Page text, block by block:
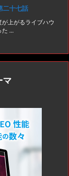
二十七話
上がるライブハウ
...
マ